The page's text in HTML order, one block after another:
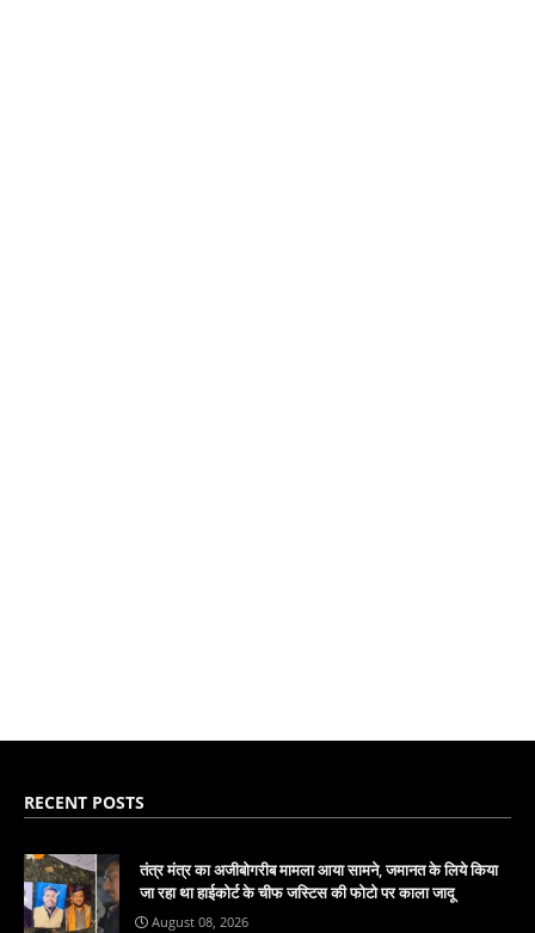
RECENT POSTS
तंत्र मंत्र का अजीबोगरीब मामला आया सामने, जमानत के लिये किया
जा रहा था हाईकोर्ट के चीफ जस्टिस की फोटो पर काला जादू
August 08, 2026